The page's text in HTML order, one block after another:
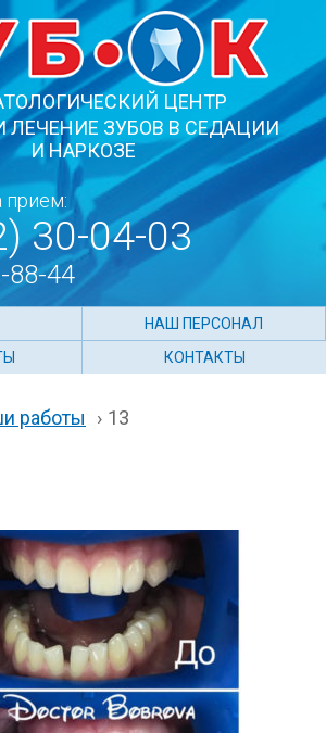
ЦЕНТР
ЛЕЧЕНИЕ ЗУБОВ В СЕДАЦИИ
И НАРКОЗЕ
прием:
30-04-03
88-44
НАШ ПЕРСОНАЛ
КОНТАКТЫ
работы › 13